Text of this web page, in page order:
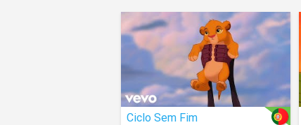
Ciclo Sem Fim